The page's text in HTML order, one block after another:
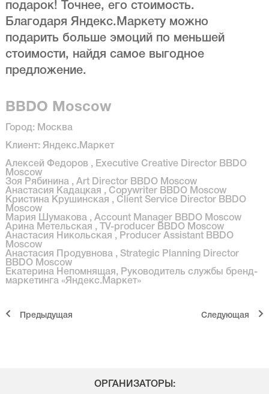
подарок! Точнее, его стоимость.
Благодаря Яндекс.Маркету можно
подарить больше эмоций по меньшей
стоимости, найдя самое выгодное
предложение.
BBDO Moscow
Город: Москва
Клиент: Яндекс.Маркет
Алексей Федоров , Executive Creative Director BBDO
Moscow
Зоя Рябинина , Art Director BBDO Moscow
Анастасия Кадацкая , Copywriter BBDO Moscow
Кристина Крушинская , Client Service Director BBDO
Moscow
Мария Шумакова , Account Manager BBDO Moscow
Арина Метельская , TV-producer BBDO Moscow
Анастасия Никольская , Producer Assistant BBDO
Moscow
Анастасия Продувнова , Strategic Planning Director
BBDO Moscow
Екатерина Непомнящая, Руководитель службы бренд-
маркетинга «Яндекс.Маркет»
Предыдущая Cледующая
ОРГАНИЗАТОРЫ: